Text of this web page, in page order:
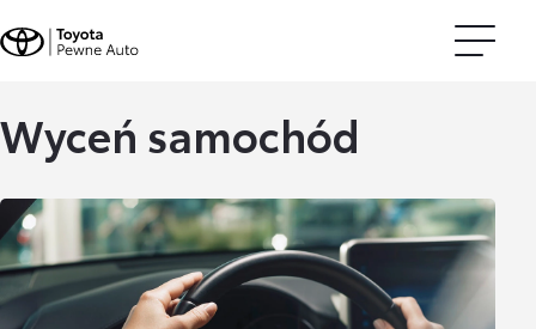
Wyceń samochód